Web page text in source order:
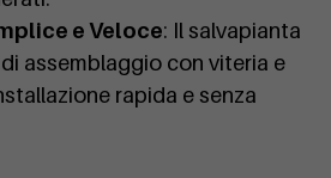
e Veloce: Il salvapianta
assemblaggio con viteria e
rapida e senza